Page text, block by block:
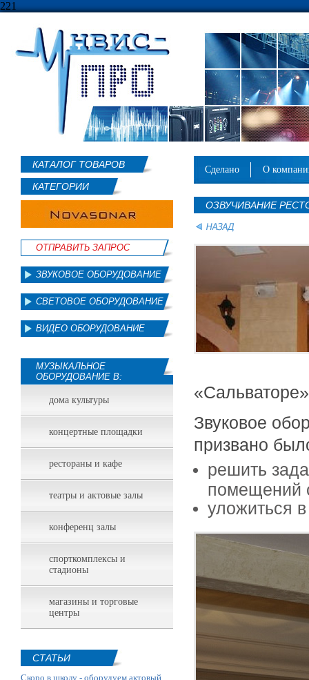
221
КАТАЛОГ ТОВАРОВ
КАТЕГОРИИ
ОТПРАВИТЬ ЗАПРОС
ЗВУКОВОЕ ОБОРУДОВАНИЕ
СВЕТОВОЕ ОБОРУДОВАНИЕ
ВИДЕО ОБОРУДОВАНИЕ
МУЗЫКАЛЬНОЕ
ОБОРУДОВАНИЕ В:
дома культуры
концертные площадки
рестораны и кафе
театры и актовые залы
конференц залы
спорткомплексы и
стадионы
магазины и торговые
центры
СТАТЬИ
Скоро в школу - оборудуем актовый
сделано о
ОЗВУЧИВАНИЕ
Звуковое
призвано
решить
помещений
уложиться